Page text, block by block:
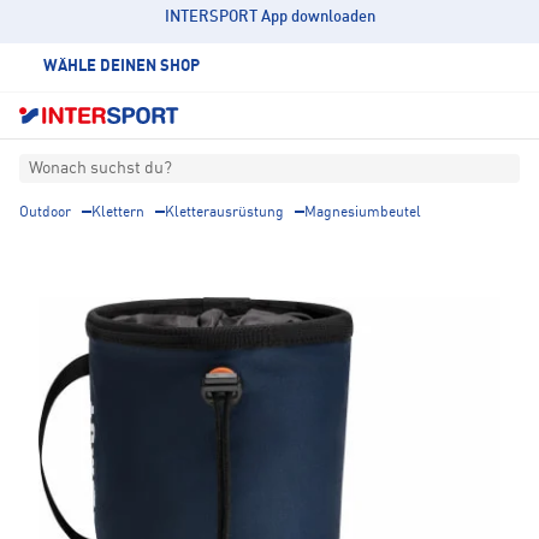
INTERSPORT App downloaden
WÄHLE DEINEN SHOP
Wonach suchst du?
Outdoor Klettern Kletterausrüstung Magnesiumbeutel